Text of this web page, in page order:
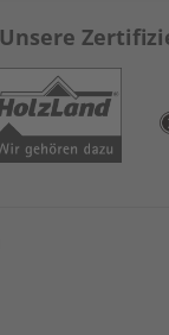
Unsere